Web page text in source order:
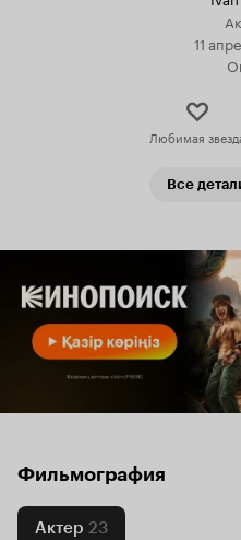
11
Любимая
Все
Фильмография
Актер 23